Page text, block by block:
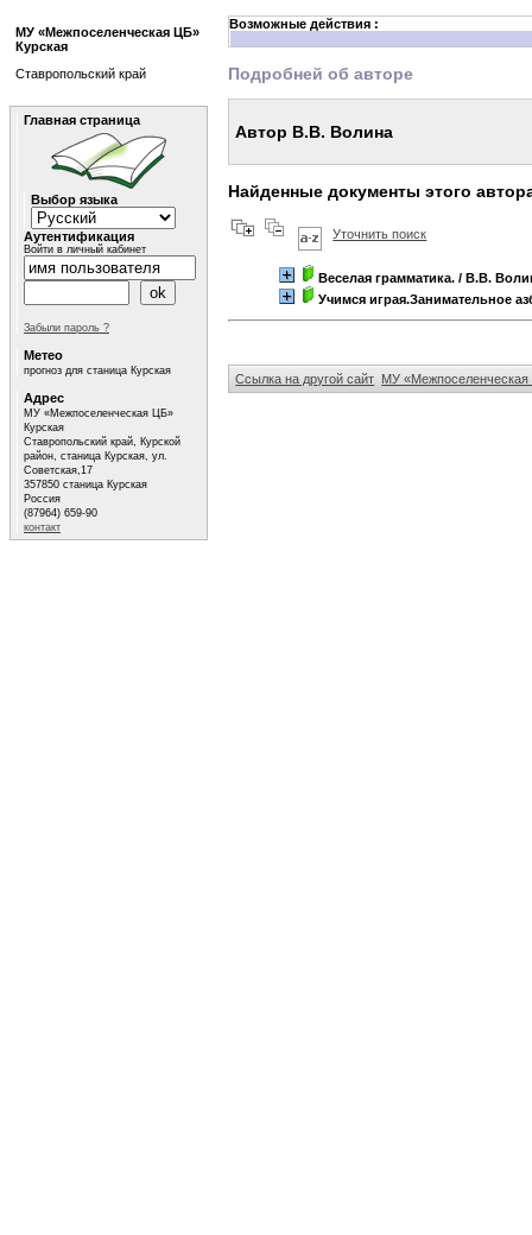
Возможные действия :
Подробней об авторе
Автор В.В. Волина
Найденные документы этого
Уточнить поиск
Веселая грамматика. / В.В.
Учимся играя.Занимательное
Ссылка на другой сайт МУ «Межпоселенческая
МУ «Межпоселенческая ЦБ»
Курская
Ставропольский край
Главная страница
Выбор языка
Аутентификация
Войти в личный кабинет
Забыли пароль ?
Метео
прогноз для станица Курская
Адрес
МУ «Межпоселенческая ЦБ»
Курская
Ставропольский край, Курской
район, станица Курская, ул.
Советская,17
357850 станица Курская
Россия
(87964) 659-90
контакт